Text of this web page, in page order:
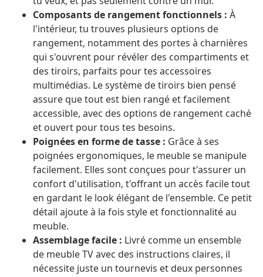
Composants de rangement fonctionnels : À
l'intérieur, tu trouves plusieurs options de
rangement, notamment des portes à charnières
qui s'ouvrent pour révéler des compartiments et
des tiroirs, parfaits pour tes accessoires
multimédias. Le système de tiroirs bien pensé
assure que tout est bien rangé et facilement
accessible, avec des options de rangement caché
et ouvert pour tous tes besoins.
Poignées en forme de tasse : Grâce à ses
poignées ergonomiques, le meuble se manipule
facilement. Elles sont conçues pour t'assurer un
confort d'utilisation, t'offrant un accès facile tout
en gardant le look élégant de l'ensemble. Ce petit
détail ajoute à la fois style et fonctionnalité au
meuble.
Assemblage facile : Livré comme un ensemble
de meuble TV avec des instructions claires, il
nécessite juste un tournevis et deux personnes